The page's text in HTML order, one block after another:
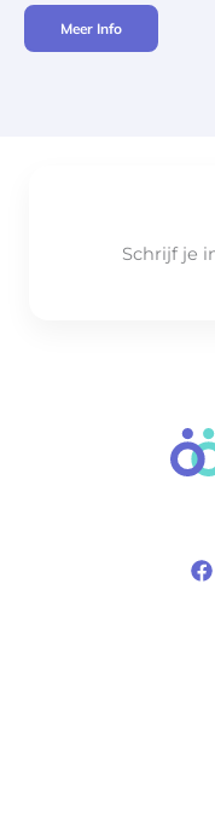
Meer Info
Schrijf je